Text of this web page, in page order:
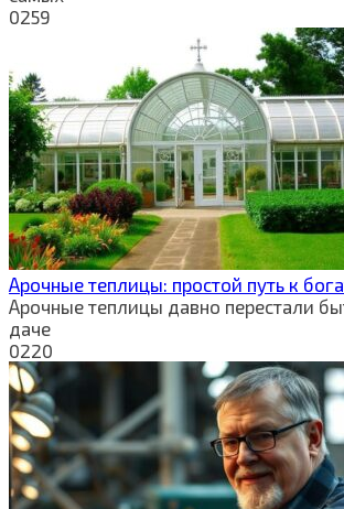
0259
Арочные теплицы: простой путь к
Арочные теплицы давно перестали
даче
0220